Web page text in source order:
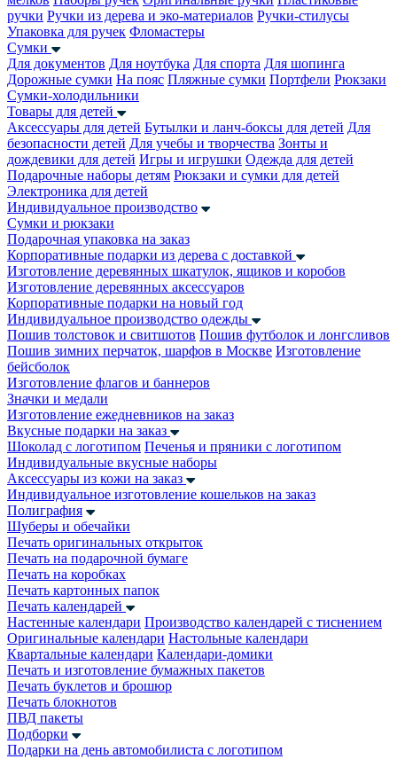
ручки Ручки из дерева и эко-материалов Ручки-стилусы
Упаковка для ручек Фломастеры
Сумки
Для документов Для ноутбука Для спорта Для шопинга
Дорожные сумки На пояс Пляжные сумки Портфели Рюкзаки
Сумки-холодильники
Товары для детей
Аксессуары для детей Бутылки и ланч-боксы для детей Для
безопасности детей Для учебы и творчества Зонты и
дождевики для детей Игры и игрушки Одежда для детей
Подарочные наборы детям Рюкзаки и сумки для детей
Электроника для детей
Индивидуальное производство
Сумки и рюкзаки
Подарочная упаковка на заказ
Корпоративные подарки из дерева с доставкой
Изготовление деревянных шкатулок, ящиков и коробов
Изготовление деревянных аксессуаров
Корпоративные подарки на новый год
Индивидуальное производство одежды
Пошив толстовок и свитшотов Пошив футболок и лонгсливов
Пошив зимних перчаток, шарфов в Москве Изготовление
бейсболок
Изготовление флагов и баннеров
Значки и медали
Изготовление ежедневников на заказ
Вкусные подарки на заказ
Шоколад с логотипом Печенья и пряники с логотипом
Индивидуальные вкусные наборы
Аксессуары из кожи на заказ
Индивидуальное изготовление кошельков на заказ
Полиграфия
Шуберы и обечайки
Печать оригинальных открыток
Печать на подарочной бумаге
Печать на коробках
Печать картонных папок
Печать календарей
Настенные календари Производство календарей с тиснением
Оригинальные календари Настольные календари
Квартальные календари Календари-домики
Печать и изготовление бумажных пакетов
Печать буклетов и брошюр
Печать блокнотов
ПВД пакеты
Подборки
Подарки на день автомобилиста с логотипом